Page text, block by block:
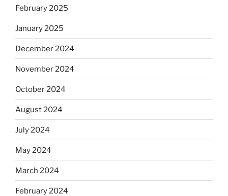
February 2025
January 2025
December 2024
November 2024
October 2024
August 2024
July 2024
May 2024
March 2024
February 2024